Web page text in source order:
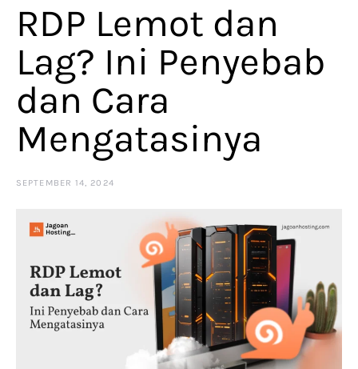
RDP Lemot dan
Lag? Ini Penyebab
dan Cara
Mengatasinya
SEPTEMBER 14, 2024